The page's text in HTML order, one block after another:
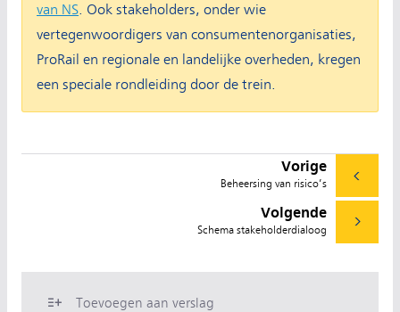
van NS . Ook stakeholders, onder wie
vertegenwoordigers van consumentenorganisaties,
ProRail en regionale en landelijke overheden, kregen
een speciale rondleiding door de trein.
Vorige
Beheersing van risico’s
Volgende
Schema stakeholderdialoog
Toevoegen aan verslag